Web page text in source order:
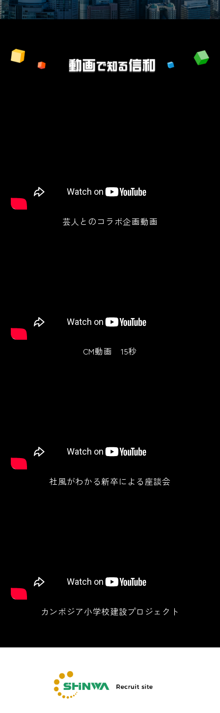
芸人とのコラボ企画動画
CM動画 15秒
社風がわかる新卒による座談会
カンボジア小学校建設プロジェクト